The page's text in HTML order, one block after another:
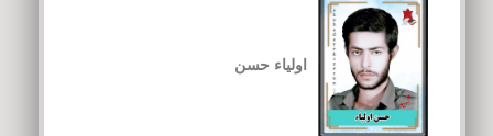
اولیاء حسن